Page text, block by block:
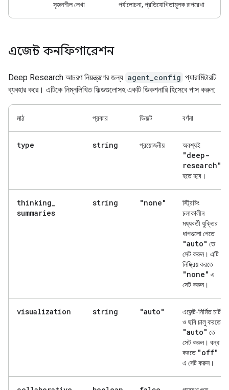
সৃজনশীল লেখা
পর্যালোচনা, প্রতিযোগিতামূলক রূপরেখা
এজেন্ট কনফিগারেশন
Deep Research আচরণ নিয়ন্ত্রণের জন্য agent_config প্যারামিটারটি
ব্যবহার করে। এটিকে নিম্নলিখিত ফিল্ডগুলোসহ একটি ডিকশনারি হিসেবে পাস করুন:
মাঠ প্রকার ডিফল্ট বর্ণনা
type string প্রয়োজনীয় অবশ্যই
"deep-
research"
হতে হবে।
thinking_
summaries
string "none"
স্ট্রিমিং
চলাকালীন
মধ্যবর্তী যুক্তির
ধাপগুলো পেতে
"auto" তে
সেট করুন। এটি
নিষ্ক্রিয় করতে
"none" এ
সেট করুন।
visualization string "auto"
এজেন্ট-নির্মিত চার্ট
ও ছবি চালু করতে
"auto" তে
সেট করুন। বন্ধ
করতে "off"
এ সেট করুন।